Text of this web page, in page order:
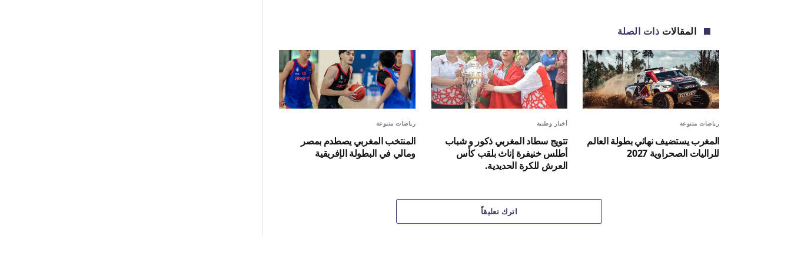
المقالات ذات الصلة
رياضات متنوعة
المغرب يستضيف نهائي بطولة العالم
للراليات الصحراوية 2027
أخبار وطنية
تتويج سطاد المغربي ذكور و شباب
أطلس خنيفرة إناث بلقب كأس
العرش للكرة الحديدية.
رياضات متنوعة
المنتخب المغربي يصطدم بمصر
ومالي في البطولة الإفريقية
اترك تعليقاً